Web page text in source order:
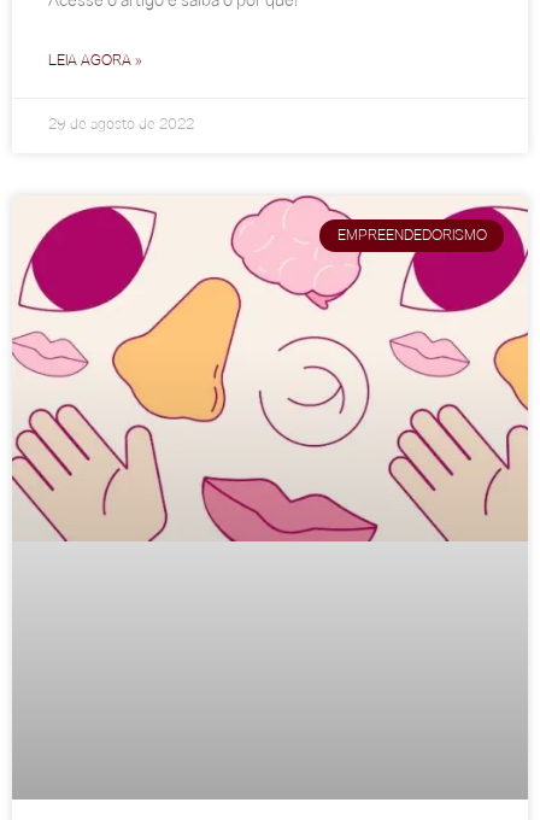
LEIA AGORA »
29 de agosto de 2022
EMPREENDEDORISMO